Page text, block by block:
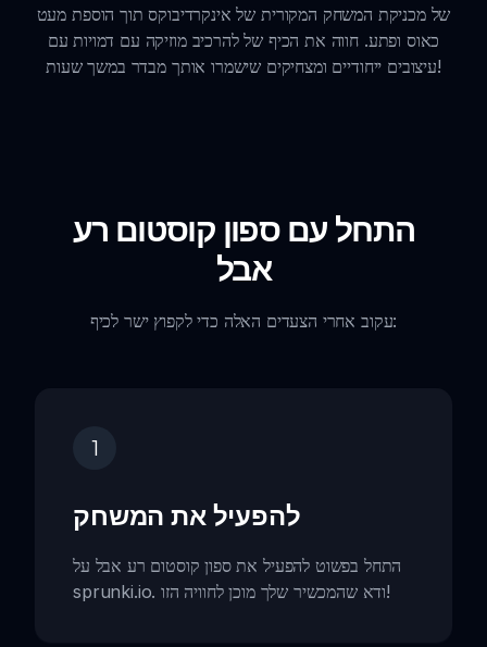
של מכניקת המשחק המקורית של אינקרדיבוקס תוך הוספת מעט
כאוס ופתע. חווה את הכיף של להרכיב מוזיקה עם דמויות עם
עיצובים ייחודיים ומצחיקים שישמרו אותך מבדר במשך שעות!
התחל עם ספון קוסטום רע
אבל
עקוב אחרי הצעדים האלה כדי לקפוץ ישר לכיף:
1
להפעיל את המשחק
התחל בפשוט להפעיל את ספון קוסטום רע אבל על
sprunki.io. ודא שהמכשיר שלך מוכן לחוויה הזו!